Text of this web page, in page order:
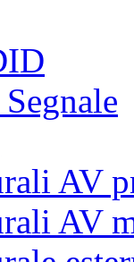
AV
AV